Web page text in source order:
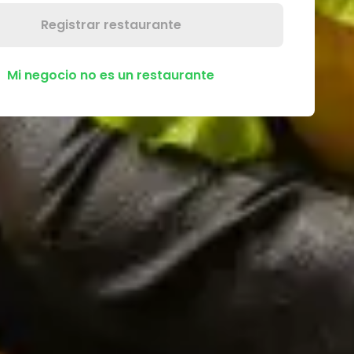
Registrar restaurante
Mi negocio no es un restaurante